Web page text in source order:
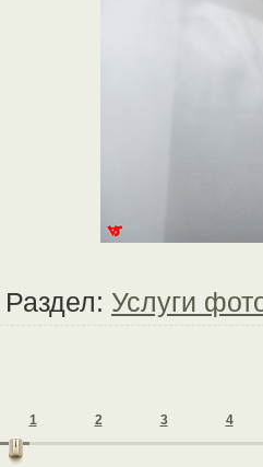
Раздел: Услуги
1 2 3 4